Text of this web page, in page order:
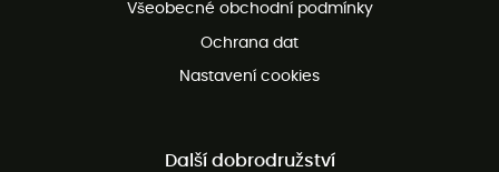
Všeobecné obchodní podmínky
Ochrana dat
Nastavení cookies
Další dobrodružství